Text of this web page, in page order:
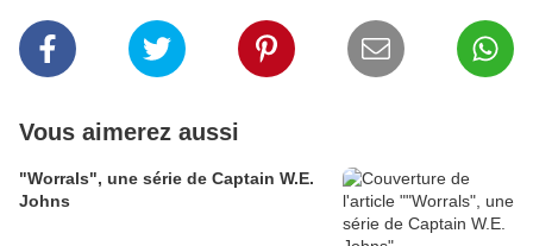
Vous aimerez aussi
"Worrals", une série de Captain W.E.
Johns